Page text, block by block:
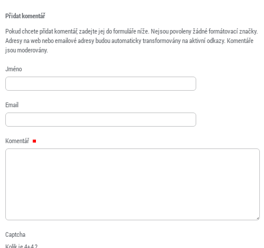
Přidat komentář
Pokud chcete přidat komentář, zadejte jej do formuláře níže. Nejsou povoleny žádné formátovací značky.
Adresy na web nebo emailové adresy budou automaticky transformovány na aktivní odkazy. Komentáře
jsou moderovány.
Jméno
Email
Komentář
Captcha